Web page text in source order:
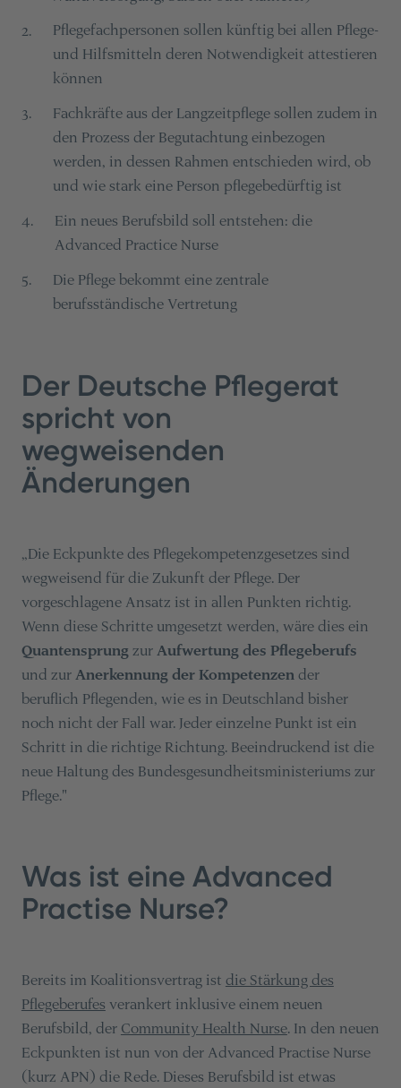
2.
Pflegefachpersonen sollen künftig bei allen Pflege-
und Hilfsmitteln deren Notwendigkeit attestieren
können
3.
Fachkräfte aus der Langzeitpflege sollen zudem in
den Prozess der Begutachtung einbezogen
werden, in dessen Rahmen entschieden wird, ob
und wie stark eine Person pflegebedürftig ist
4.
Ein neues Berufsbild soll entstehen: die
Advanced Practice Nurse
5.
Die Pflege bekommt eine zentrale
berufsständische Vertretung
Der Deutsche Pflegerat
spricht von
wegweisenden
Änderungen
„Die Eckpunkte des Pflegekompetenzgesetzes sind
wegweisend für die Zukunft der Pflege. Der
vorgeschlagene Ansatz ist in allen Punkten richtig.
Wenn diese Schritte umgesetzt werden, wäre dies ein
Quantensprung zur Aufwertung des Pflegeberufs
und zur Anerkennung der Kompetenzen der
beruflich Pflegenden, wie es in Deutschland bisher
noch nicht der Fall war. Jeder einzelne Punkt ist ein
Schritt in die richtige Richtung. Beeindruckend ist die
neue Haltung des Bundesgesundheitsministeriums zur
Pflege."
Was ist eine Advanced
Practise Nurse?
Bereits im Koalitionsvertrag ist die Stärkung des
Pflegeberufes verankert inklusive einem neuen
Berufsbild, der Community Health Nurse. In den neuen
Eckpunkten ist nun von der Advanced Practise Nurse
(kurz APN) die Rede. Dieses Berufsbild ist etwas